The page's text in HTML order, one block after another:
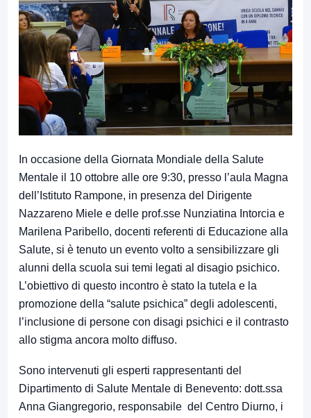
In occasione della Giornata Mondiale della Salute
Mentale il 10 ottobre alle ore 9:30, presso l’aula Magna
dell’Istituto Rampone, in presenza del Dirigente
Nazzareno Miele e delle prof.sse Nunziatina Intorcia e
Marilena Paribello, docenti referenti di Educazione alla
Salute, si è tenuto un evento volto a sensibilizzare gli
alunni della scuola sui temi legati al disagio psichico.
L’obiettivo di questo incontro è stato la tutela e la
promozione della “salute psichica” degli adolescenti,
l’inclusione di persone con disagi psichici e il contrasto
allo stigma ancora molto diffuso.
Sono intervenuti gli esperti rappresentanti del
Dipartimento di Salute Mentale di Benevento: dott.ssa
Anna Giangregorio, responsabile del Centro Diurno, i